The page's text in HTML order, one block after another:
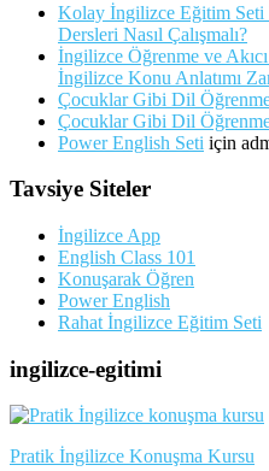
Kolay İngilizce Eğitim Seti
Dersleri Nasıl Çalışmalı?
İngilizce Öğrenme ve
İngilizce Konu Anlatımı
Çocuklar Gibi Dil
Çocuklar Gibi Dil
Power English Seti için
Tavsiye Siteler
İngilizce App
English Class 101
Konuşarak Öğren
Power English
Rahat İngilizce Eğitim Seti
ingilizce-egitimi
Pratik İngilizce Konuşma Kursu